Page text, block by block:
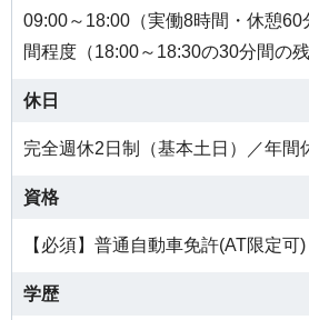
09:00～18:00（実働8時間・休憩
間程度（18:00～18:30の30分間の
休日
完全週休2日制（基本土日）／年間
資格
【必須】普通自動車免許(AT限定可)
学歴